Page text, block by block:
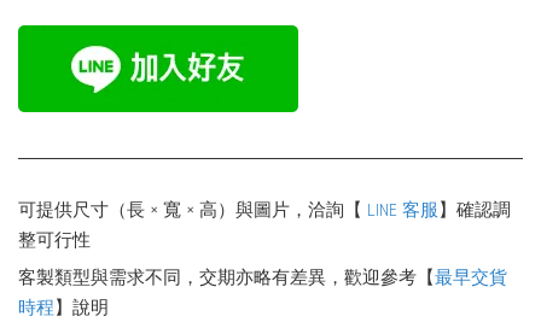
可提供尺寸（長 × 寬 × 高）與圖片，洽詢【 LINE 客服】確認調
整可行性
客製類型與需求不同，交期亦略有差異，歡迎參考【最早交貨
時程】說明